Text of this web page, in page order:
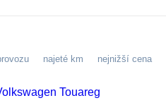
najeté km nejnižší cena